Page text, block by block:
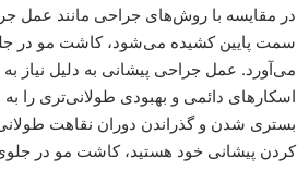
در مقایسه با روش‌های جراحی مانند عمل
سمت پایین کشیده می‌شود، کاشت مو در
می‌آورد. عمل جراحی پیشانی به دلیل نیاز
اسکارهای دائمی و بهبودی طولانی‌تری را
بستری شدن و گذراندن دوران نقاهت طولانی
کردن پیشانی خود هستید، کاشت مو در